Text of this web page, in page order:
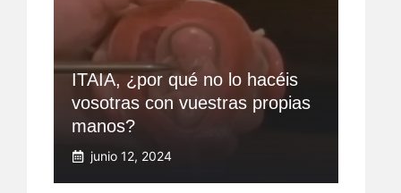
ITAIA, ¿por qué no lo hacéis
vosotras con vuestras propias
manos?
junio 12, 2024